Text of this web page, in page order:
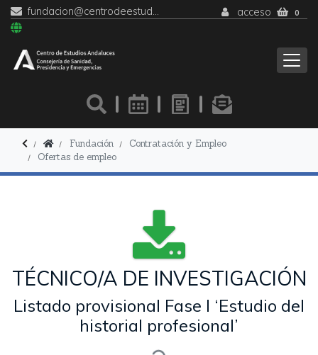
fundacion@centrodeestudiosandaluces.es acceso 0
Fundación
Contratación y Empleo
Ofertas de empleo
TÉCNICO/A DE INVESTIGACIÓN
Listado provisional Fase I ‘Estudio del
historial profesional’